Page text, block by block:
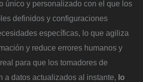
único y personalizado con el que los
definidos y configuraciones
específicas, lo que agiliza
y reduce errores humanos y
para que los tomadores de
a datos actualizados al instante, lo